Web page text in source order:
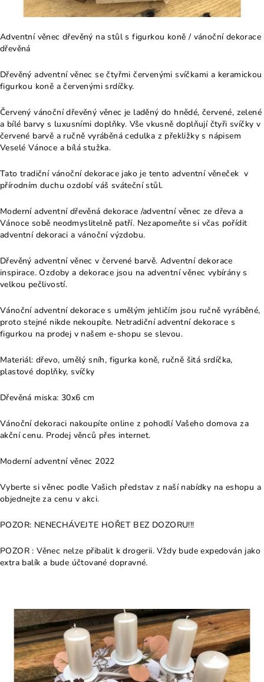
Adventní věnec dřevěný na stůl s figurkou koně / vánoční dekorace
dřevěná
Dřevěný adventní věnec se čtyřmi červenými svíčkami a keramickou
figurkou koně a červenými srdíčky.
Červený vánoční dřevěný věnec je laděný do hnědé, červené, zelené
a bílé barvy s luxusními doplňky. Vše vkusně doplňují čtyři svíčky v
červené barvě a ručně vyráběná cedulka z překližky s nápisem
Veselé Vánoce a bílá stužka.
Tato tradiční vánoční dekorace jako je tento adventní věneček v
přírodním duchu ozdobí váš sváteční stůl.
Moderní adventní dřevěná dekorace /adventní věnec ze dřeva a
Vánoce sobě neodmyslitelně patří. Nezapomeňte si včas pořídit
adventní dekoraci a vánoční výzdobu.
Dřevěný adventní věnec v červené barvě. Adventní dekorace
inspirace. Ozdoby a dekorace jsou na adventní věnec vybírány s
velkou pečlivostí.
Vánoční adventní dekorace s umělým jehličím jsou ručně vyráběné,
proto stejné nikde nekoupíte. Netradiční adventní dekorace s
figurkou na prodej v našem e-shopu se slevou.
Materiál: dřevo, umělý sníh, figurka koně, ručně šitá srdíčka,
plastové doplňky, svíčky
Dřevěná miska: 30x6 cm
Vánoční dekoraci nakoupíte online z pohodlí Vašeho domova za
akční cenu. Prodej věnců přes internet.
Moderní adventní věnec 2022
Vyberte si věnec podle Vašich představ z naší nabídky na eshopu a
objednejte za cenu v akci.
POZOR: NENECHÁVEJTE HOŘET BEZ DOZORU!!!
POZOR : Věnec nelze přibalit k drogerii. Vždy bude expedován jako
extra balík a bude účtované dopravné.